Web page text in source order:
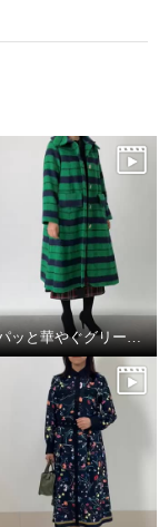
パッと華やぐグリーンコート